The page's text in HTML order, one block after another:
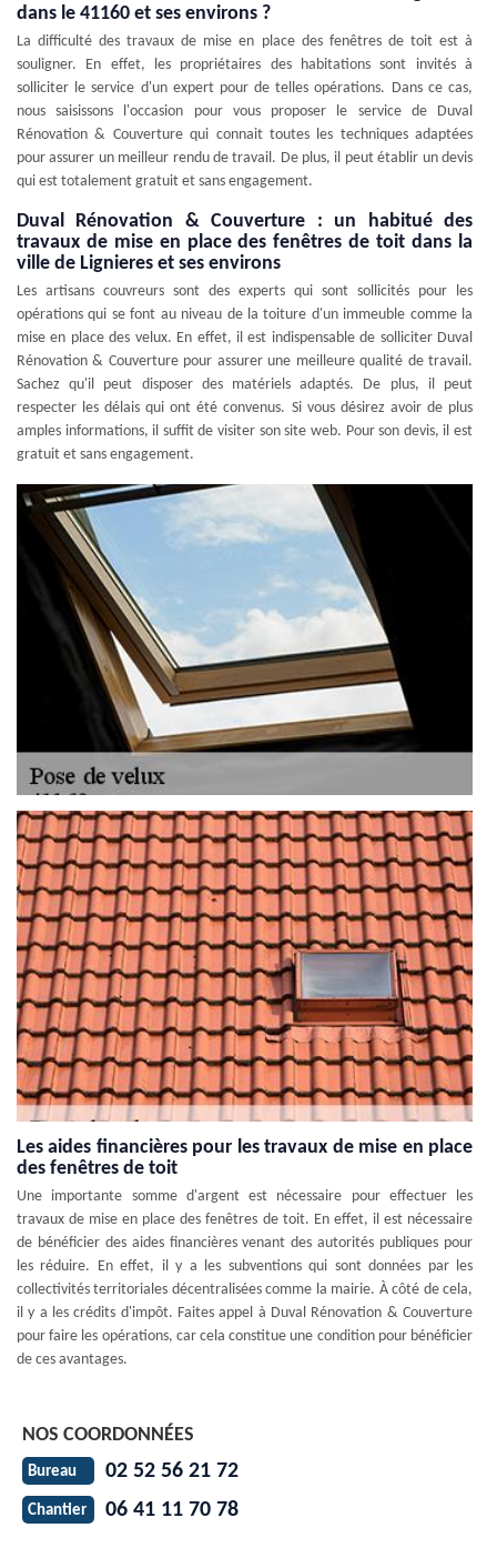
dans le 41160 et ses environs ?
La difficulté des travaux de mise en place des fenêtres de toit est à
souligner. En effet, les propriétaires des habitations sont invités à
solliciter le service d'un expert pour de telles opérations. Dans ce cas,
nous saisissons l'occasion pour vous proposer le service de Duval
Rénovation & Couverture qui connait toutes les techniques adaptées
pour assurer un meilleur rendu de travail. De plus, il peut établir un devis
qui est totalement gratuit et sans engagement.
Duval Rénovation & Couverture : un habitué des
travaux de mise en place des fenêtres de toit dans la
ville de Lignieres et ses environs
Les artisans couvreurs sont des experts qui sont sollicités pour les
opérations qui se font au niveau de la toiture d'un immeuble comme la
mise en place des velux. En effet, il est indispensable de solliciter Duval
Rénovation & Couverture pour assurer une meilleure qualité de travail.
Sachez qu'il peut disposer des matériels adaptés. De plus, il peut
respecter les délais qui ont été convenus. Si vous désirez avoir de plus
amples informations, il suffit de visiter son site web. Pour son devis, il est
gratuit et sans engagement.
Les aides financières pour les travaux de mise en place
des fenêtres de toit
Une importante somme d'argent est nécessaire pour effectuer les
travaux de mise en place des fenêtres de toit. En effet, il est nécessaire
de bénéficier des aides financières venant des autorités publiques pour
les réduire. En effet, il y a les subventions qui sont données par les
collectivités territoriales décentralisées comme la mairie. À côté de cela,
il y a les crédits d'impôt. Faites appel à Duval Rénovation & Couverture
pour faire les opérations, car cela constitue une condition pour bénéficier
de ces avantages.
NOS COORDONNÉES
Bureau 02 52 56 21 72
Chantier 06 41 11 70 78